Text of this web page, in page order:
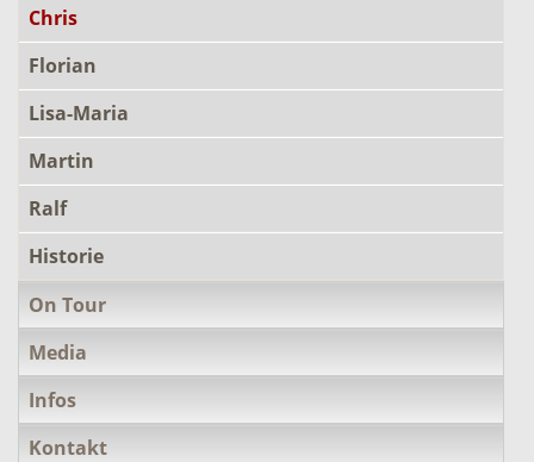
Chris
Florian
Lisa-Maria
Martin
Ralf
Historie
On Tour
Media
Infos
Kontakt